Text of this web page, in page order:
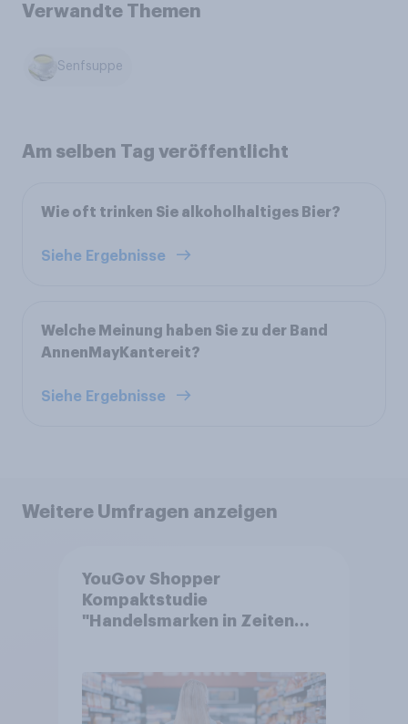
Verwandte Themen
Senfsuppe
Am selben Tag veröffentlicht
Wie oft trinken Sie alkoholhaltiges Bier?
Siehe Ergebnisse
Welche Meinung haben Sie zu der Band
AnnenMayKantereit?
Siehe Ergebnisse
Weitere Umfragen anzeigen
YouGov Shopper
Kompaktstudie
"Handelsmarken in Zeiten